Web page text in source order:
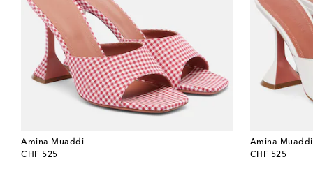
Amina Muaddi
CHF 525
original price
Amina Muaddi
CHF 525
original price